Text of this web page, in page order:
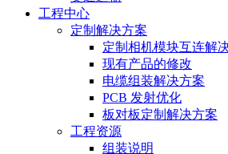
工程中心
定制解决方案
定制相机模块互连解
现有产品的修改
电缆组装解决方案
PCB 发射优化
板对板定制解决方案
工程资源
组装说明